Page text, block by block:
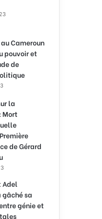
Cameroun
pouvoir et
de
la
Mort
de Gérard
Adel
sa
génie et